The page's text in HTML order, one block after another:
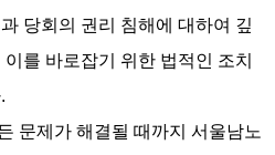
당회의 권리 침해에 대하여 깊
를 바로잡기 위한 법적인 조치
문제가 해결될 때까지 서울남노